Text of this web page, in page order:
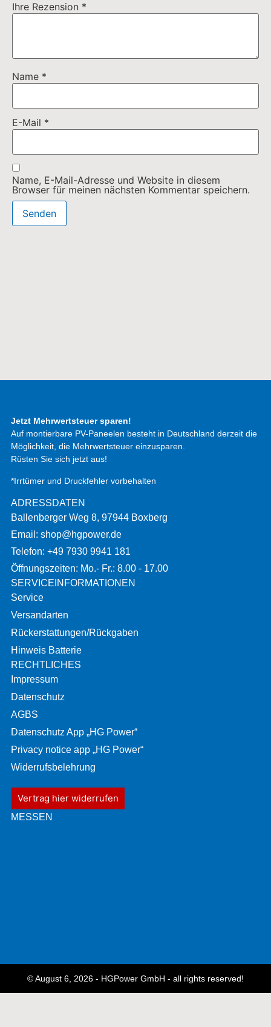
Ihre Rezension *
Name *
E-Mail *
Name, E-Mail-Adresse und Website in diesem
Browser für meinen nächsten Kommentar speichern.
Jetzt Mehrwertsteuer sparen!
Auf montierbare PV-Paneelen besteht in Deutschland derzeit die
Möglichkeit, die Mehrwertsteuer einzusparen.
Rüsten Sie sich jetzt aus!
*Irrtümer und Druckfehler vorbehalten
ADRESSDATEN
Ballenberger Weg 8, 97944 Boxberg
Email: shop@hgpower.de
Telefon: +49 7930 9941 181
Öffnungszeiten: Mo.- Fr.: 8.00 - 17.00
SERVICEINFORMATIONEN
Service
Versandarten
Rückerstattungen/Rückgaben
Hinweis Batterie
RECHTLICHES
Impressum
Datenschutz
AGBS
Datenschutz App „HG Power“
Privacy notice app „HG Power“
Widerrufsbelehrung
Vertrag hier widerrufen
MESSEN
© August 6, 2026 - HGPower GmbH - all rights reserved!